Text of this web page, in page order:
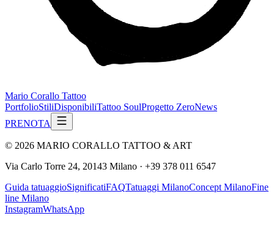
Mario Corallo Tattoo
PortfolioStiliDisponibiliTattoo SoulProgetto ZeroNews
PRENOTA
© 2026 MARIO CORALLO TATTOO & ART
Via Carlo Torre 24, 20143 Milano · +39 378 011 6547
Guida tatuaggioSignificatiFAQTatuaggi MilanoConcept MilanoFine
line Milano
InstagramWhatsApp